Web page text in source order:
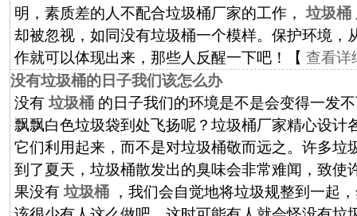
明，素质差的人不配合垃圾桶厂家的工作，垃圾桶
却被忽视，如同没有垃圾桶一个模样。保护环境，
作就可以体现出来，那些人反醒一下吧！【 查看详
没有垃圾桶的日子我们该怎么办
没有垃圾桶 的日子我们的环境是不是会变得一发
飘飘白色垃圾袋到处飞扬呢？垃圾桶厂家精心设计
它们利用起来，而不是对垃圾桶敬而远之。许多垃
到了夏天，垃圾桶散发出的臭味会非常难闻，致使
果没有垃圾桶
，我们会自觉地将垃圾规整到一起